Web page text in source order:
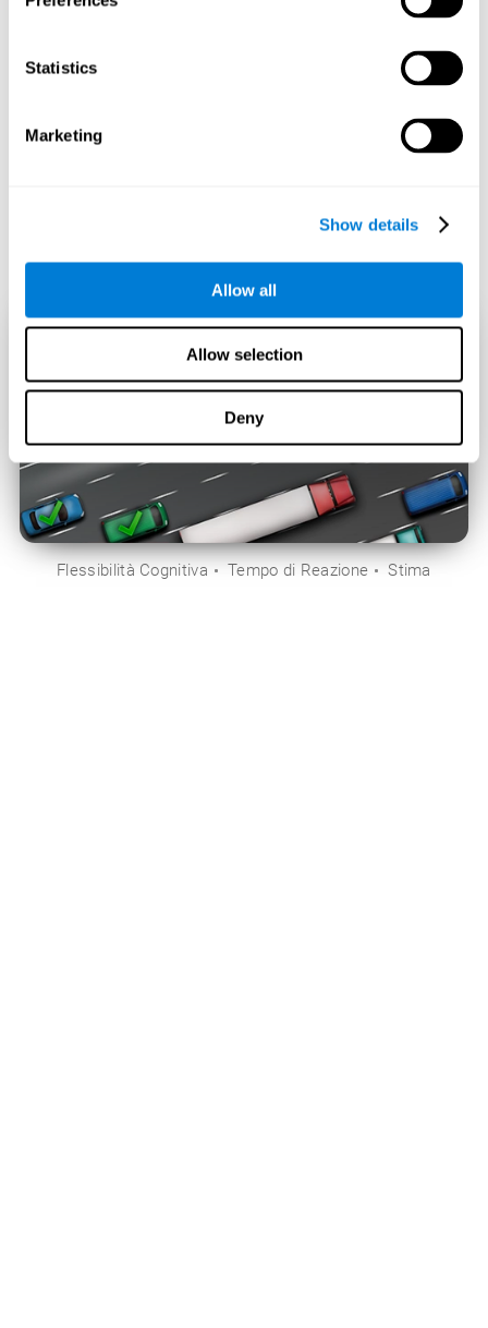
Statistics
Marketing
Show details
Allow all
Allow selection
Deny
Flessibilità Cognitiva Tempo di Reazione Stima